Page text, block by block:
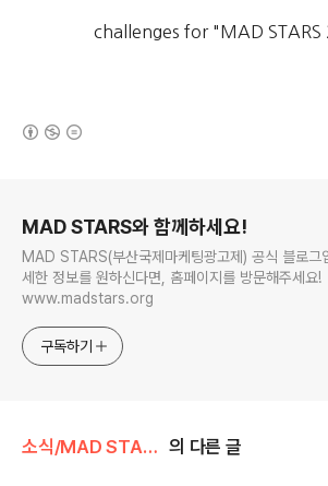
challenges for "MAD STARS
MAD STARS와 함께하세요!
MAD STARS(부산국제마케팅광고제) 공식 블로그
세한 정보를 원하신다면, 홈페이지를 방문해주세요!
www.madstars.org
구독하기
소식/MAD STARS 소식 의 다른 글